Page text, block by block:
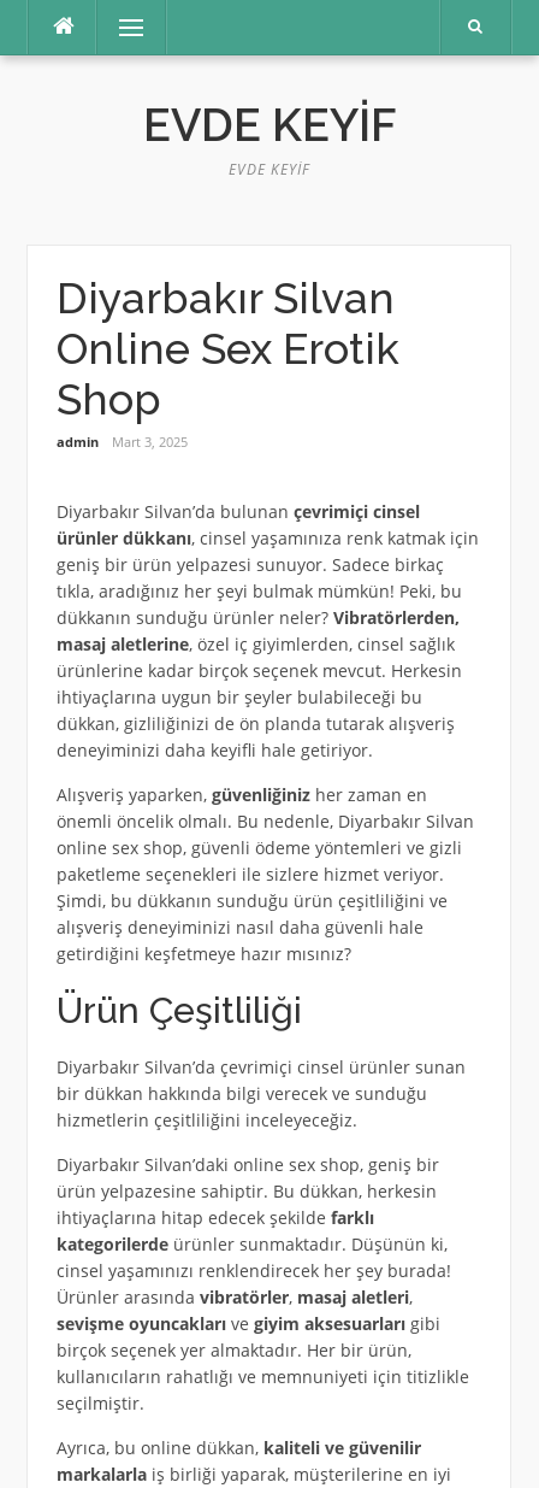
Menü
EVDE KEYIF
EVDE KEYIF
Diyarbakır Silvan
Online Sex Erotik
Shop
admin Mart 3, 2025
Diyarbakır Silvan’da bulunan çevrimiçi cinsel
ürünler dükkanı, cinsel yaşamınıza renk katmak için
geniş bir ürün yelpazesi sunuyor. Sadece birkaç
tıkla, aradığınız her şeyi bulmak mümkün! Peki, bu
dükkanın sunduğu ürünler neler? Vibratörlerden,
masaj aletlerine, özel iç giyimlerden, cinsel sağlık
ürünlerine kadar birçok seçenek mevcut. Herkesin
ihtiyaçlarına uygun bir şeyler bulabileceği bu
dükkan, gizliliğinizi de ön planda tutarak alışveriş
deneyiminizi daha keyifli hale getiriyor.
Alışveriş yaparken, güvenliğinizher zaman en
önemli öncelik olmalı. Bu nedenle, Diyarbakır Silvan
online sex shop, güvenli ödeme yöntemleri ve gizli
paketleme seçenekleri ile sizlere hizmet veriyor.
Şimdi, bu dükkanın sunduğu ürün çeşitliliğini ve
alışveriş deneyiminizi nasıl daha güvenli hale
getirdiğini keşfetmeye hazır mısınız?
Ürün Çeşitliliği
Diyarbakır Silvan’da çevrimiçi cinsel ürünler sunan
bir dükkan hakkında bilgi verecek ve sunduğu
hizmetlerin çeşitliliğini inceleyeceğiz.
Diyarbakır Silvan’daki online sex shop, geniş bir
ürün yelpazesine sahiptir. Bu dükkan, herkesin
ihtiyaçlarına hitap edecek şekilde farklı
kategorilerdeürünler sunmaktadır. Düşünün ki,
cinsel yaşamınızı renklendirecek her şey burada!
Ürünler arasında vibratörler, masaj aletleri,
sevişme oyuncaklarıve giyim aksesuarlarıgibi
birçok seçenek yer almaktadır. Her bir ürün,
kullanıcıların rahatlığı ve memnuniyeti için titizlikle
seçilmiştir.
Ayrıca, bu online dükkan, kaliteli ve güvenilir
markalarlaiş birliği yaparak, müşterilerine en iyi